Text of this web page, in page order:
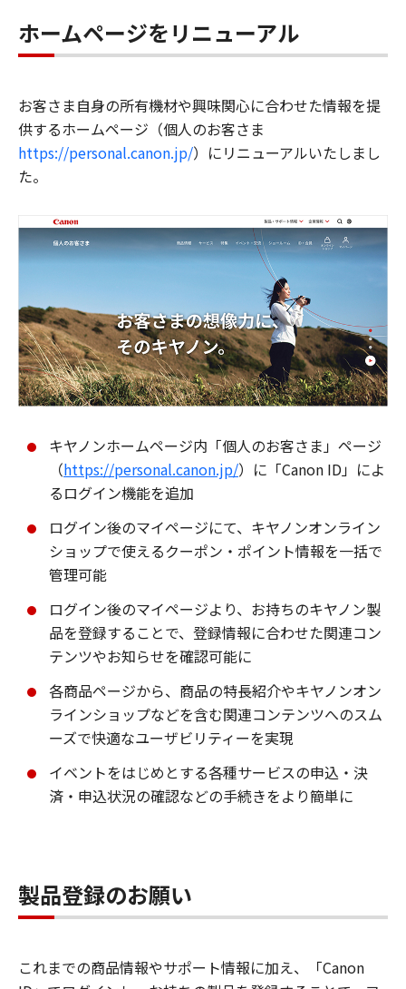
ホームページをリニューアル
お客さま自身の所有機材や興味関心に合わせた情報を提
供するホームページ（個人のお客さま
https://personal.canon.jp/）にリニューアルいたしまし
た。
キヤノンホームページ内「個人のお客さま」ページ
（https://personal.canon.jp/）に「Canon ID」によ
るログイン機能を追加
ログイン後のマイページにて、キヤノンオンライン
ショップで使えるクーポン・ポイント情報を一括で
管理可能
ログイン後のマイページより、お持ちのキヤノン製
品を登録することで、登録情報に合わせた関連コン
テンツやお知らせを確認可能に
各商品ページから、商品の特長紹介やキヤノンオン
ラインショップなどを含む関連コンテンツへのスム
ーズで快適なユーザビリティーを実現
イベントをはじめとする各種サービスの申込・決
済・申込状況の確認などの手続きをより簡単に
製品登録のお願い
これまでの商品情報やサポート情報に加え、「Canon